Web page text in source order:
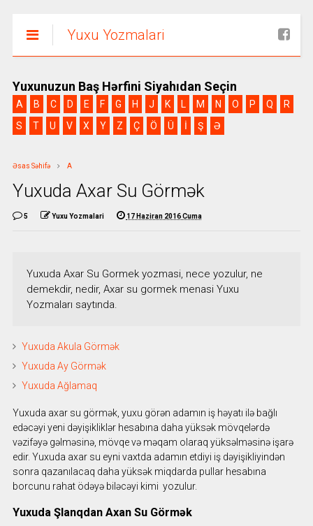
Yuxu Yozmalari
Yuxunuzun Baş Hərfini Siyahıdan Seçin
A B C D E F G H J K L M N O P Q
R
S
T U V X Y Z Ç Ö Ü İ Ş Ə
Əsas Səhifə A
Yuxuda Axar Su Görmək
5 Yuxu Yozmalari 17 Haziran 2016 Cuma
Yuxuda Axar Su Gormek yozmasi, nece yozulur, ne
demekdir, nedir, Axar su gormek menasi Yuxu
Yozmaları saytında.
Yuxuda Akula Görmək
Yuxuda Ay Görmək
Yuxuda Ağlamaq
Yuxuda axar su görmək, yuxu görən adamın iş həyatı ilə bağlı
edəcəyi yeni dəyişikliklər hesabına daha yüksək mövqelərdə
vəzifəyə gəlməsinə, mövqe və məqam olaraq yüksəlməsinə işarə
edir. Yuxuda axar su eyni vaxtda adamın etdiyi iş dəyişikliyindən
sonra qazanılacaq daha yüksək miqdarda pullar hesabına
borcunu rahat ödəyə biləcəyi kimi yozulur.
Yuxuda Şlanqdan Axan Su Görmək